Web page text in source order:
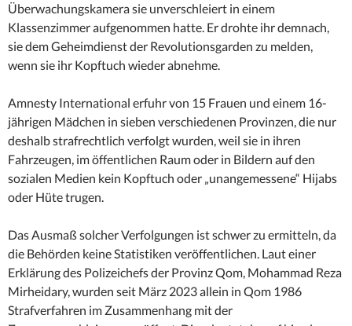
Überwachungskamera sie unverschleiert in einem
Klassenzimmer aufgenommen hatte. Er drohte ihr demnach,
sie dem Geheimdienst der Revolutionsgarden zu melden,
wenn sie ihr Kopftuch wieder abnehme.
Amnesty International erfuhr von 15 Frauen und einem 16-
jährigen Mädchen in sieben verschiedenen Provinzen, die nur
deshalb strafrechtlich verfolgt wurden, weil sie in ihren
Fahrzeugen, im öffentlichen Raum oder in Bildern auf den
sozialen Medien kein Kopftuch oder „unangemessene“ Hijabs
oder Hüte trugen.
Das Ausmaß solcher Verfolgungen ist schwer zu ermitteln, da
die Behörden keine Statistiken veröffentlichen. Laut einer
Erklärung des Polizeichefs der Provinz Qom, Mohammad Reza
Mirheidary, wurden seit März 2023 allein in Qom 1986
Strafverfahren im Zusammenhang mit der